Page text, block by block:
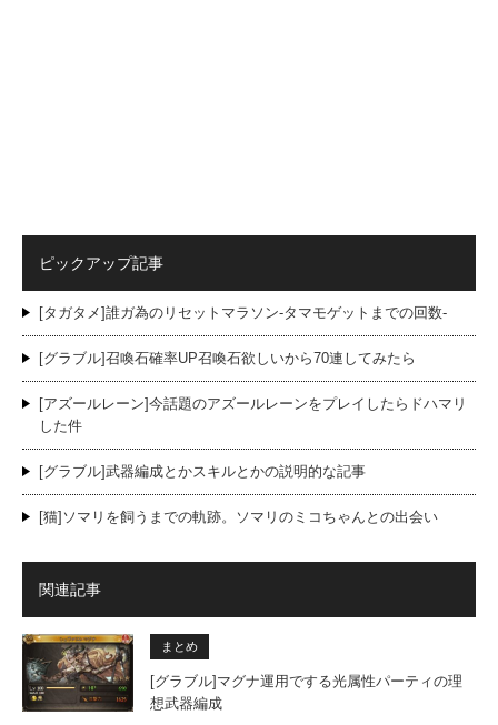
ピックアップ記事
[タガタメ]誰ガ為のリセットマラソン-タマモゲットまでの回数-
[グラブル]召喚石確率UP召喚石欲しいから70連してみたら
[アズールレーン]今話題のアズールレーンをプレイしたらドハマリ
した件
[グラブル]武器編成とかスキルとかの説明的な記事
[猫]ソマリを飼うまでの軌跡。ソマリのミコちゃんとの出会い
関連記事
まとめ
[グラブル]マグナ運用でする光属性パーティの理
想武器編成